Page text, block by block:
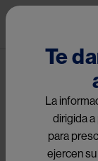
Te
La
dirigida
para
ejercen